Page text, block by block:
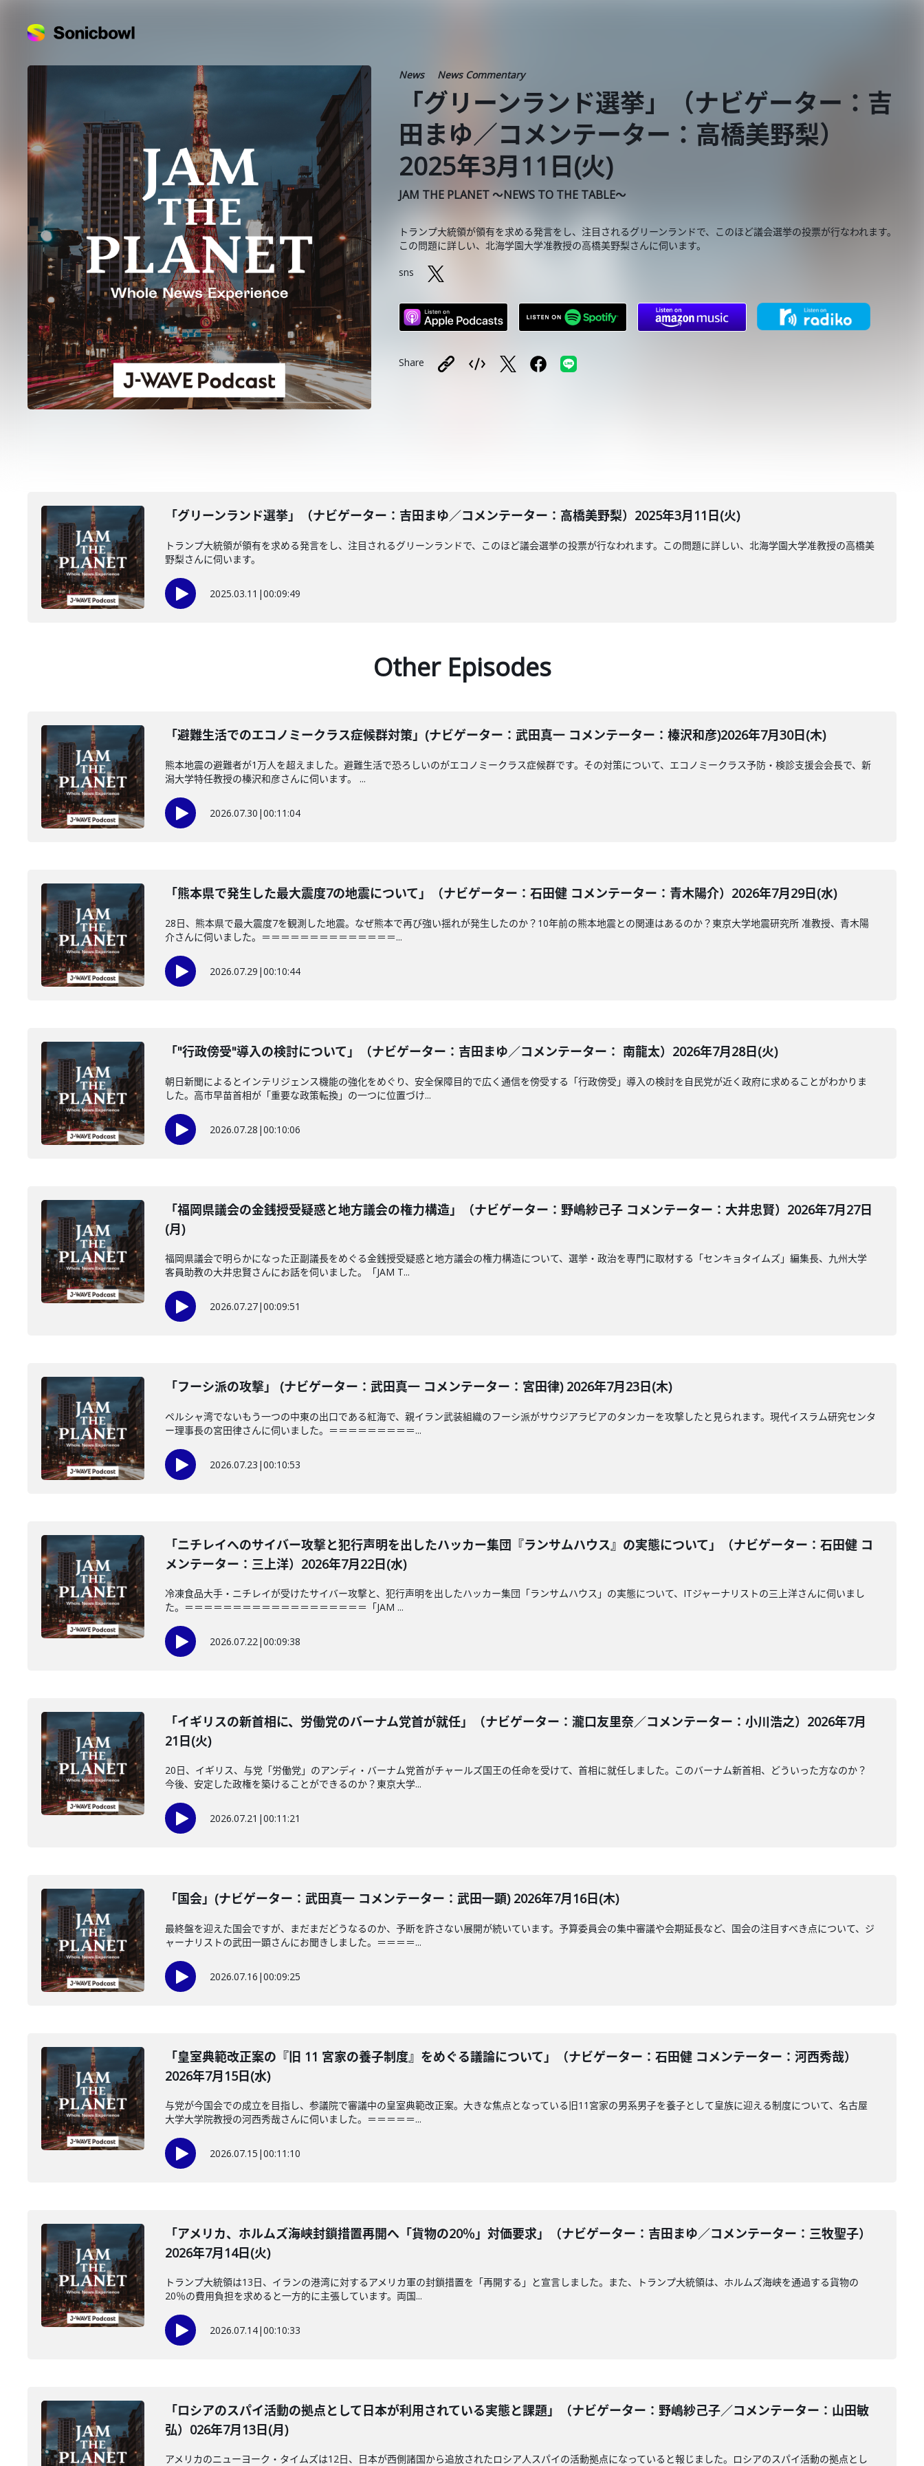
News News Commentary
「グリーンランド選挙」（ナビゲーター：吉
田まゆ／コメンテーター：高橋美野梨）
2025年3月11日(火)
JAM THE PLANET ～NEWS TO THE TABLE～
トランプ大統領が領有を求める発言をし、注目されるグリーンランドで、このほど議会選挙の投票が行なわれます。
この問題に詳しい、北海学園大学准教授の高橋美野梨さんに伺います。
sns
Share
「グリーンランド選挙」（ナビゲーター：吉田まゆ／コメンテーター：高橋美野梨）2025年3月11日(火)
トランプ大統領が領有を求める発言をし、注目されるグリーンランドで、このほど議会選挙の投票が行なわれます。この問題に詳しい、北海学園大学准教授の高橋美
野梨さんに伺います。
2025.03.11 |00:09:49
Other Episodes
「避難生活でのエコノミークラス症候群対策」(ナビゲーター：武田真一 コメンテーター：榛沢和彦)2026年7月30日(木)
熊本地震の避難者が1万人を超えました。避難生活で恐ろしいのがエコノミークラス症候群です。その対策について、エコノミークラス予防・検診支援会会長で、新
潟大学特任教授の榛沢和彦さんに伺います。 ...
2026.07.30 |00:11:04
「熊本県で発生した最大震度7の地震について」（ナビゲーター：石田健 コメンテーター：青木陽介）2026年7月29日(水)
28日、熊本県で最大震度7を観測した地震。なぜ熊本で再び強い揺れが発生したのか？10年前の熊本地震との関連はあるのか？東京大学地震研究所 准教授、青木陽
介さんに伺いました。＝＝＝＝＝＝＝＝＝＝＝＝＝＝...
2026.07.29 |00:10:44
「"行政傍受"導入の検討について」（ナビゲーター：吉田まゆ／コメンテーター： 南龍太）2026年7月28日(火)
朝日新聞によるとインテリジェンス機能の強化をめぐり、安全保障目的で広く通信を傍受する「行政傍受」導入の検討を自民党が近く政府に求めることがわかりま
した。高市早苗首相が「重要な政策転換」の一つに位置づけ...
2026.07.28 |00:10:06
「福岡県議会の金銭授受疑惑と地方議会の権力構造」（ナビゲーター：野嶋紗己子 コメンテーター：大井忠賢）2026年7月27日
(月)
福岡県議会で明らかになった正副議長をめぐる金銭授受疑惑と地方議会の権力構造について、選挙・政治を専門に取材する「センキョタイムズ」編集長、九州大学
客員助教の大井忠賢さんにお話を伺いました。「JAM T...
2026.07.27|00:09:51
「フーシ派の攻撃」 (ナビゲーター：武田真一 コメンテーター：宮田律) 2026年7月23日(木)
ペルシャ湾でないもう一つの中東の出口である紅海で、親イラン武装組織のフーシ派がサウジアラビアのタンカーを攻撃したと見られます。現代イスラム研究センタ
ー理事長の宮田律さんに伺いました。＝＝＝＝＝＝＝＝＝...
2026.07.23 |00:10:53
「ニチレイへのサイバー攻撃と犯行声明を出したハッカー集団『ランサムハウス』の実態について」（ナビゲーター：石田健 コ
メンテーター：三上洋）2026年7月22日(水)
冷凍食品大手・ニチレイが受けたサイバー攻撃と、犯行声明を出したハッカー集団「ランサムハウス」の実態について、ITジャーナリストの三上洋さんに伺いまし
た。＝＝＝＝＝＝＝＝＝＝＝＝＝＝＝＝＝＝＝「JAM ...
2026.07.22|00:09:38
「イギリスの新首相に、労働党のバーナム党首が就任」（ナビゲーター：瀧口友里奈／コメンテーター：小川浩之）2026年7月
21日(火)
20日、イギリス、与党「労働党」のアンディ・バーナム党首がチャールズ国王の任命を受けて、首相に就任しました。このバーナム新首相、どういった方なのか？
今後、安定した政権を築けることができるのか？東京大学...
2026.07.21 |00:11:21
「国会」(ナビゲーター：武田真一 コメンテーター：武田一顕) 2026年7月16日(木)
最終盤を迎えた国会ですが、まだまだどうなるのか、予断を許さない展開が続いています。予算委員会の集中審議や会期延長など、国会の注目すべき点について、ジ
ャーナリストの武田一顕さんにお聞きしました。＝＝＝＝...
2026.07.16 |00:09:25
「皇室典範改正案の『旧 11 宮家の養子制度』をめぐる議論について」（ナビゲーター：石田健 コメンテーター：河西秀哉）
2026年7月15日(水)
与党が今国会での成立を目指し、参議院で審議中の皇室典範改正案。大きな焦点となっている旧11宮家の男系男子を養子として皇族に迎える制度について、名古屋
大学大学院教授の河西秀哉さんに伺いました。＝＝＝＝＝...
2026.07.15 |00:11:10
「アメリカ、ホルムズ海峡封鎖措置再開へ「貨物の20％」対価要求」（ナビゲーター：吉田まゆ／コメンテーター：三牧聖子）
2026年7月14日(火)
トランプ大統領は13日、イランの港湾に対するアメリカ軍の封鎖措置を「再開する」と宣言しました。また、トランプ大統領は、ホルムズ海峡を通過する貨物の
20％の費用負担を求めると一方的に主張しています。両国...
2026.07.14|00:10:33
「ロシアのスパイ活動の拠点として日本が利用されている実態と課題」（ナビゲーター：野嶋紗己子／コメンテーター：山田敏
弘）026年7月13日(月)
アメリカのニューヨーク・タイムズは12日、日本が西側諸国から追放されたロシア人スパイの活動拠点になっていると報じました。ロシアのスパイ活動の拠点とし